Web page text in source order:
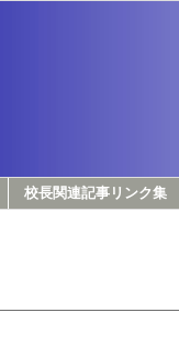
校長関連記事リンク集